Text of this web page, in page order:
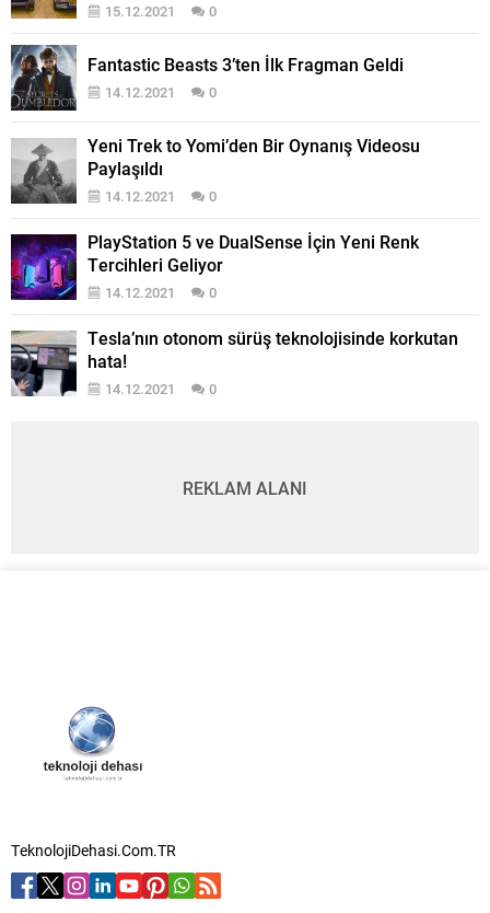
15.12.2021 0
Fantastic Beasts 3’ten İlk Fragman Geldi
14.12.2021 0
Yeni Trek to Yomi’den Bir Oynanış Videosu
Paylaşıldı
14.12.2021 0
PlayStation 5 ve DualSense İçin Yeni Renk
Tercihleri Geliyor
14.12.2021 0
Tesla’nın otonom sürüş teknolojisinde korkutan
hata!
14.12.2021 0
REKLAM ALANI
TeknolojiDehasi.Com.TR